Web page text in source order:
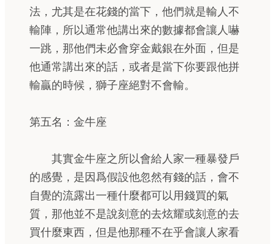
法，尤其是在花錢的當下，他們就是輸人不
輸陣，所以通常他講出來的數據都會讓人嚇
一跳，那他們未必會穿金戴銀在外面，但是
他通常講出來的話，或者是當下你要跟他拼
輸贏的時候，獅子座絕對不會輸。
第五名：金牛座
其實金牛座之所以會給人家一種暴發戶
的感覺，是因爲假設他忽然有錢的話，會不
自覺的流露出一種什麼都可以用錢買的氣
質，那他並不是說刻意的去炫耀或刻意的去
買什麼東西，但是他那種不在乎會讓人家看